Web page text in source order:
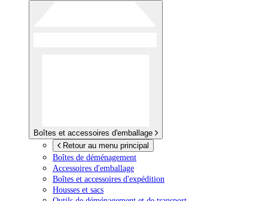
Boîtes et accessoires d'emballage
Retour au menu principal
Boîtes de déménagement
Accessoires d'emballage
Boîtes et accessoires d'expédition
Housses et sacs